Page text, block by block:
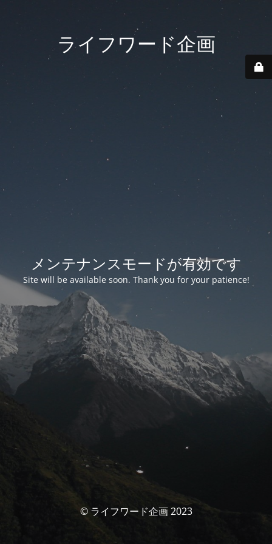
ライフワード企画
メンテナンスモードが有効です
Site will be available soon. Thank you for your patience!
© ライフワード企画 2023